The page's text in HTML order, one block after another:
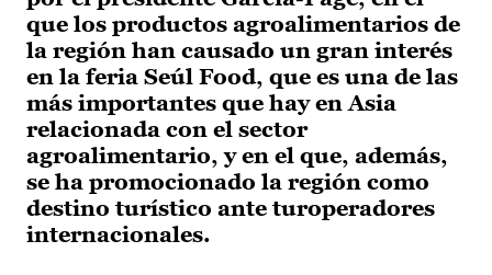
que los productos agroalimentarios de
la región han causado un gran interés
en la feria Seúl Food, que es una de las
más importantes que hay en Asia
relacionada con el sector
agroalimentario, y en el que, además,
se ha promocionado la región como
destino turístico ante turoperadores
internacionales.